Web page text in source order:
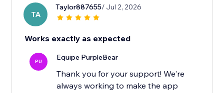
TA
Taylor887655/ Jul 2, 2026
Works exactly as expected
PU Equipe PurpleBear
Thank you for your support! We're
always working to make the app